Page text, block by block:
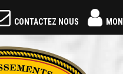
CONTACTEZ NOUS